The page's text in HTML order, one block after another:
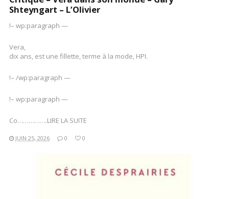
Shteyngart – L’Olivier
!– wp:paragraph —
Vera,
dix ans, est une fillette, terme à la mode, HPI.
!– /wp:paragraph —
!– wp:paragraph —
Co…………….LIRE LA SUITE
JUIN 25, 2026 0 0